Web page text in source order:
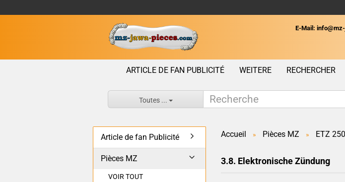
E-Mail:
ARTICLE DE FAN PUBLICITÉ RECHERCHER
WEITERE
Toutes ...
Accueil » Pièces MZ » ETZ 250
3.8. Elektronische Zündung
Article de fan Publicité
Pièces MZ
VOIR TOUT